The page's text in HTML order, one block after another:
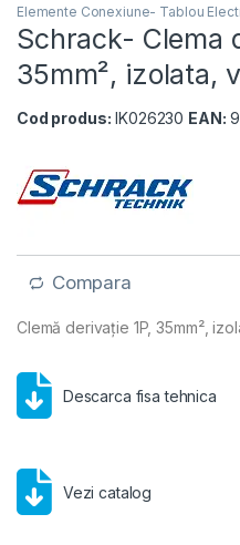
Elemente Conexiune- Tablou
Schrack- Clema
35mm², izolata,
Cod produs: IK026230 EAN:
Compara
Clemă derivație 1P, 35mm²,
Descarca fisa tehnica
Vezi catalog